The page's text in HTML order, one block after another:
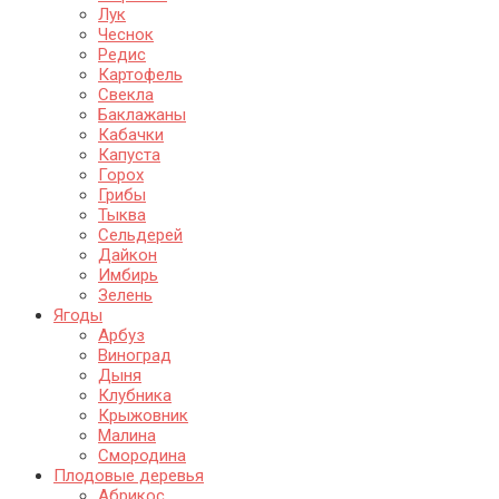
Лук
Чеснок
Редис
Картофель
Свекла
Баклажаны
Кабачки
Капуста
Горох
Грибы
Тыква
Сельдерей
Дайкон
Имбирь
Зелень
Ягоды
Арбуз
Виноград
Дыня
Клубника
Крыжовник
Малина
Смородина
Плодовые деревья